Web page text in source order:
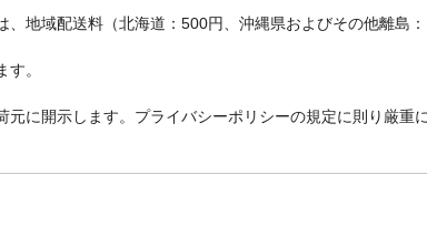
地域配送料（北海道：500円、沖縄県およびその他離島
。
に開示します。プライバシーポリシーの規定に則り厳重